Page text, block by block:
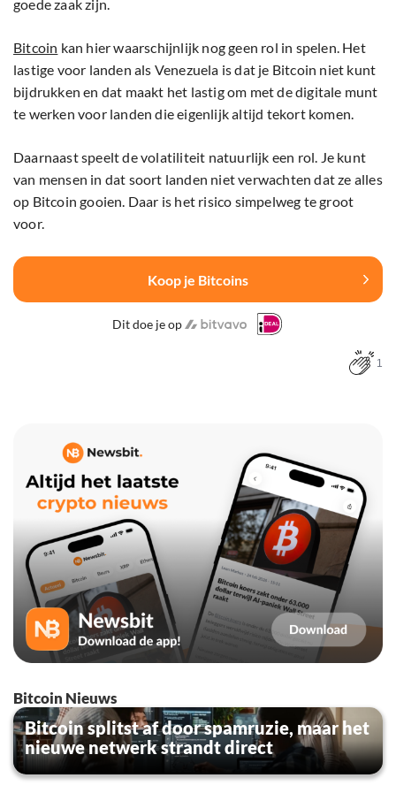
goede zaak zijn.
Bitcoin kan hier waarschijnlijk nog geen rol in spelen. Het
lastige voor landen als Venezuela is dat je Bitcoin niet kunt
bijdrukken en dat maakt het lastig om met de digitale munt
te werken voor landen die eigenlijk altijd tekort komen.
Daarnaast speelt de volatiliteit natuurlijk een rol. Je kunt
van mensen in dat soort landen niet verwachten dat ze alles
op Bitcoin gooien. Daar is het risico simpelweg te groot
voor.
Koop je Bitcoins
Dit doe je op
1
Bitcoin Nieuws
Bitcoin splitst af door spamruzie, maar het
nieuwe netwerk strandt direct